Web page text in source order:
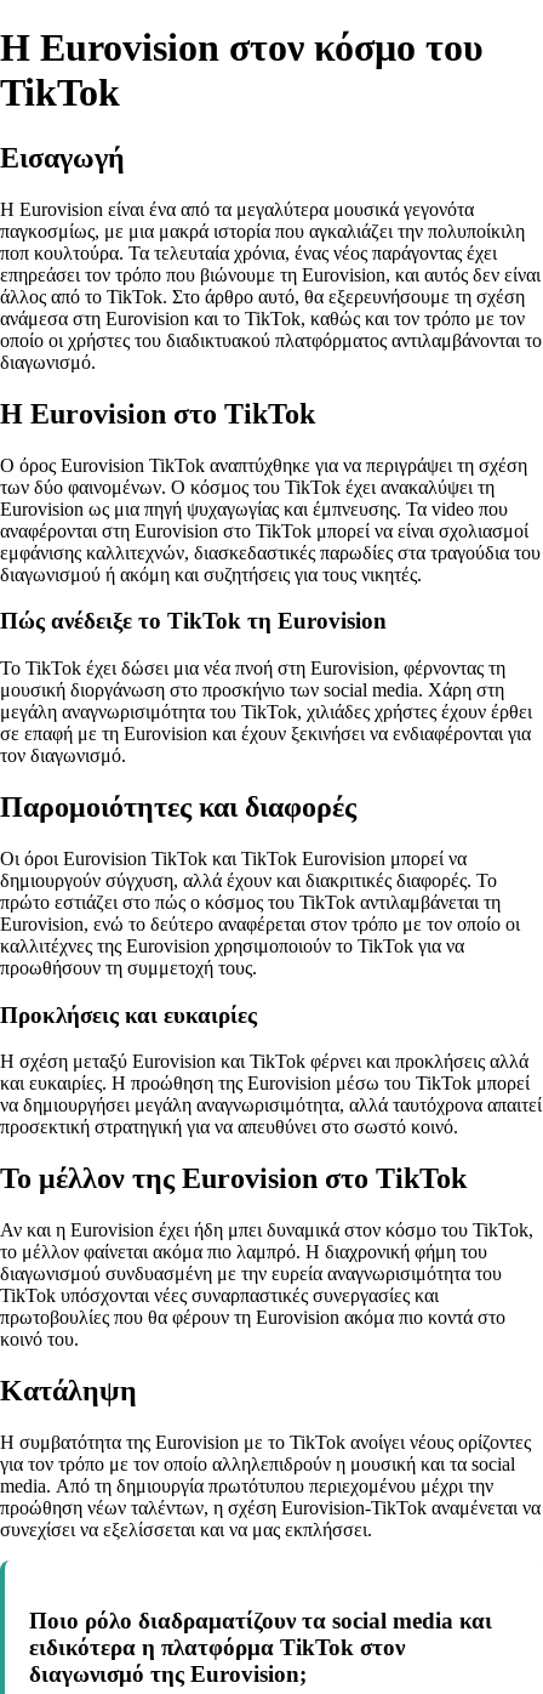
Η Eurovision στον κόσμο του
TikTok
Εισαγωγή
Η Eurovision είναι ένα από τα μεγαλύτερα μουσικά γεγονότα
παγκοσμίως, με μια μακρά ιστορία που αγκαλιάζει την πολυποίκιλη
ποπ κουλτούρα. Τα τελευταία χρόνια, ένας νέος παράγοντας έχει
επηρεάσει τον τρόπο που βιώνουμε τη Eurovision, και αυτός δεν είναι
άλλος από το TikTok. Στο άρθρο αυτό, θα εξερευνήσουμε τη σχέση
ανάμεσα στη Eurovision και το TikTok, καθώς και τον τρόπο με τον
οποίο οι χρήστες του διαδικτυακού πλατφόρματος αντιλαμβάνονται το
διαγωνισμό.
Η Eurovision στο TikTok
Ο όρος Eurovision TikTok αναπτύχθηκε για να περιγράψει τη σχέση
των δύο φαινομένων. Ο κόσμος του TikTok έχει ανακαλύψει τη
Eurovision ως μια πηγή ψυχαγωγίας και έμπνευσης. Τα video που
αναφέρονται στη Eurovision στο TikTok μπορεί να είναι σχολιασμοί
εμφάνισης καλλιτεχνών, διασκεδαστικές παρωδίες στα τραγούδια του
διαγωνισμού ή ακόμη και συζητήσεις για τους νικητές.
Πώς ανέδειξε το TikTok τη Eurovision
Το TikTok έχει δώσει μια νέα πνοή στη Eurovision, φέρνοντας τη
μουσική διοργάνωση στο προσκήνιο των social media. Χάρη στη
μεγάλη αναγνωρισιμότητα του TikTok, χιλιάδες χρήστες έχουν έρθει
σε επαφή με τη Eurovision και έχουν ξεκινήσει να ενδιαφέρονται για
τον διαγωνισμό.
Παρομοιότητες και διαφορές
Οι όροι Eurovision TikTok και TikTok Eurovision μπορεί να
δημιουργούν σύγχυση, αλλά έχουν και διακριτικές διαφορές. Το
πρώτο εστιάζει στο πώς ο κόσμος του TikTok αντιλαμβάνεται τη
Eurovision, ενώ το δεύτερο αναφέρεται στον τρόπο με τον οποίο οι
καλλιτέχνες της Eurovision χρησιμοποιούν το TikTok για να
προωθήσουν τη συμμετοχή τους.
Προκλήσεις και ευκαιρίες
Η σχέση μεταξύ Eurovision και TikTok φέρνει και προκλήσεις αλλά
και ευκαιρίες. Η προώθηση της Eurovision μέσω του TikTok μπορεί
να δημιουργήσει μεγάλη αναγνωρισιμότητα, αλλά ταυτόχρονα απαιτεί
προσεκτική στρατηγική για να απευθύνει στο σωστό κοινό.
Το μέλλον της Eurovision στο TikTok
Αν και η Eurovision έχει ήδη μπει δυναμικά στον κόσμο του TikTok,
το μέλλον φαίνεται ακόμα πιο λαμπρό. Η διαχρονική φήμη του
διαγωνισμού συνδυασμένη με την ευρεία αναγνωρισιμότητα του
TikTok υπόσχονται νέες συναρπαστικές συνεργασίες και
πρωτοβουλίες που θα φέρουν τη Eurovision ακόμα πιο κοντά στο
κοινό του.
Κατάληψη
Η συμβατότητα της Eurovision με το TikTok ανοίγει νέους ορίζοντες
για τον τρόπο με τον οποίο αλληλεπιδρούν η μουσική και τα social
media. Από τη δημιουργία πρωτότυπου περιεχομένου μέχρι την
προώθηση νέων ταλέντων, η σχέση Eurovision-TikTok αναμένεται να
συνεχίσει να εξελίσσεται και να μας εκπλήσσει.
Ποιο ρόλο διαδραματίζουν τα social media και
ειδικότερα η πλατφόρμα TikTok στον
διαγωνισμό της Eurovision;